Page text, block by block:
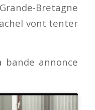
Bretagne
vont tenter
bande annonce